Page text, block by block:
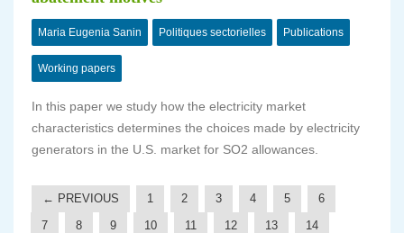
Maria Eugenia Sanin Politiques sectorielles Publications
Working papers
In this paper we study how the electricity market
characteristics determines the choices made by electricity
generators in the U.S. market for SO2 allowances.
← PREVIOUS 1 2 3 4 5
6
7
8 9 10 11 12 13
14